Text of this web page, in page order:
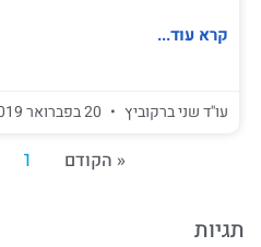
קרא עוד...
עו''ד שני ברקוביץ
« הקודם 1
תגיות